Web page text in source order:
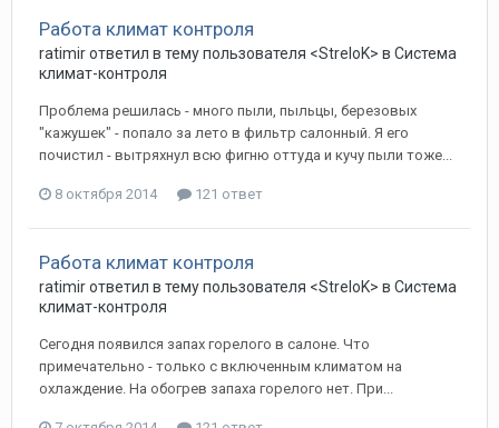
Работа климат контроля
ratimirответил в тему пользователя <StreloK> в Система
климат-контроля
Проблема решилась - много пыли, пыльцы, березовых
"кажушек" - попало за лето в фильтр салонный. Я его
почистил - вытряхнул всю фигню оттуда и кучу пыли тоже...
8 октября 2014 121 ответ
Работа климат контроля
ratimirответил в тему пользователя <StreloK> в Система
климат-контроля
Сегодня появился запах горелого в салоне. Что
примечательно - только с включенным климатом на
охлаждение. На обогрев запаха горелого нет. При...